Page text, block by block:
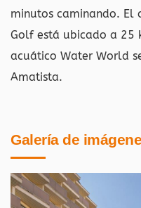
minutos caminando. El
Golf está ubicado a 25
acuático Water World
Amatista.
Galería de